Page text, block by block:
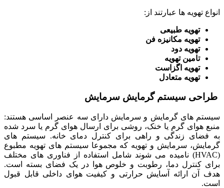
انواع تهویه ها عبارتند از:
تهویه طبیعی
تهویه مکانیزه فن
تهویه دود
تامین تهویه
تهویه اگزاست
تهویه متعادل
طراحی سیستم گرمایش سرمایش
سیستم های گرمایش و سرمایش دارای سه عنصر اساسی هستند:
منبع هوای گرم یا خنک، روشی برای ارسال هوای گرم یا سرد شده
به فضای زندگی و راهی برای کنترل دمای خانه. سیستم های
گرمایش، سرمایش و تهویه که مجموعا سیستم های تهویه مطبوع
(HVAC) نامیده می شوند شامل استفاده از فناوری های مختلف
برای کنترل دما، رطوبت و خلوص هوا در یک فضای بسته است.
هدف آن ارائه آسایش حرارتی و کیفیت هوای داخلی قابل قبول
است.